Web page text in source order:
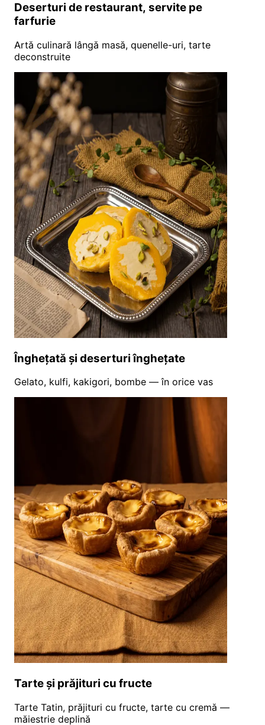
Deserturi de restaurant, servite pe
farfurie
Artă culinară lângă masă, quenelle-uri, tarte
deconstruite
Înghețată și deserturi înghețate
Gelato, kulfi, kakigori, bombe — în orice vas
Tarte și prăjituri cu fructe
Tarte Tatin, prăjituri cu fructe, tarte cu cremă —
măiestrie deplină